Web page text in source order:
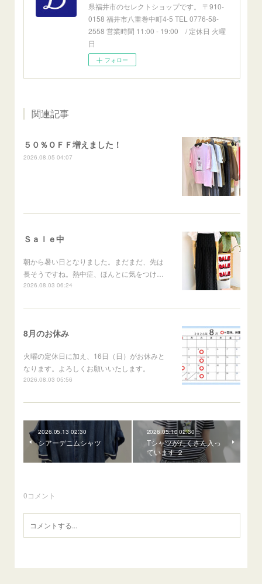
県福井市のセレクトショップです。 〒910-
0158 福井市八重巻中町4-5 TEL 0776-58-
2558 営業時間 11:00 - 19:00 / 定休日 火曜
日
フォロー
関連記事
５０％ＯＦＦ増えました！
2026.08.05 04:07
Ｓａｌｅ中
朝から暑い日となりました。まだまだ、先は
長そうですね。熱中症、ほんとに気をつけ…
2026.08.03 06:24
8月のお休み
火曜の定休日に加え、16日（日）がお休みと
なります。よろしくお願いいたします。
2026.08.03 05:56
2026.05.13 02:30
シアーデニムシャツ
2026.05.10 02:30
Tシャツがたくさん入っ
ています ２
0コメント